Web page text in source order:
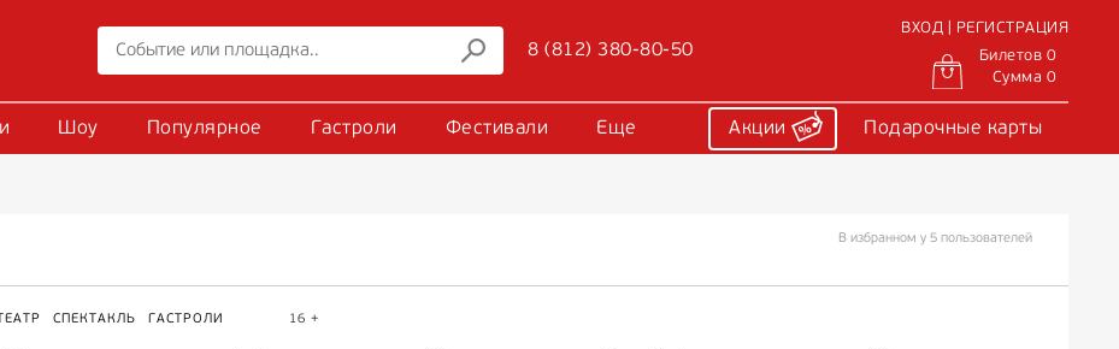
8 (812) 380-80-50
ВХОД | РЕГИСТРАЦИЯ
Билетов 0
Сумма 0
Шоу Популярное Гастроли Фестивали Еще Акции Подарочные карты
В избранном у 5 пользователей
ТЕАТР СПЕКТАКЛЬ ГАСТРОЛИ 16 +